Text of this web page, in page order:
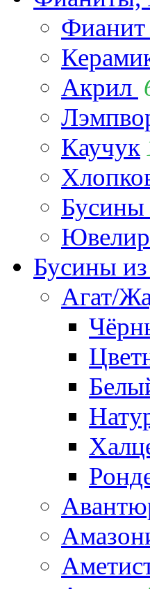
Фианит
Акрил
Каучук
Бусины
Бусины
Агат/